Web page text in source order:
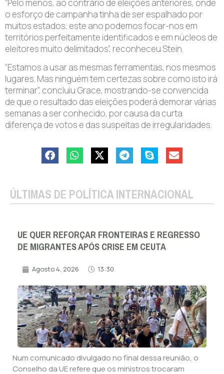
“Pelo menos, ao contrário de eleições anteriores, onde
o esforço de campanha tinha de ser espalhado por
muitos estados, este ano podemos focar-nos em
territórios perfeitamente identificados e em núcleos de
eleitores muito delimitados”, reconheceu Stein.
“Estamos a usar as mesmas ferramentas, nos mesmos
lugares. Mas ninguém tem certezas sobre como isto irá
terminar”, concluiu Grace, mostrando-se convencida
de que o resultado das eleições poderá demorar várias
semanas a ser conhecido, por causa da curta
diferença de votos e das suspeitas de irregularidades.
ÚLTIMAS DE POLÍTICA INTERNACIONAL
UE QUER REFORÇAR FRONTEIRAS E REGRESSO
DE MIGRANTES APÓS CRISE EM CEUTA
Agosto 4, 2026 13:30
Num comunicado divulgado no final dessa reunião, o
Conselho da UE refere que os ministros trocaram